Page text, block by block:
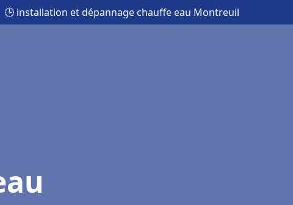
🕒 installation et dépannage chauffe eau Montreuil